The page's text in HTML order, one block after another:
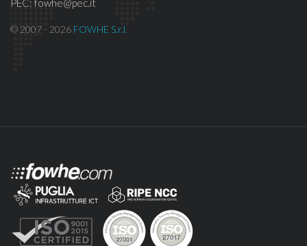
PEC: fowhe@pec.it
© 2007 - 2026 FOWHE S.r.l.